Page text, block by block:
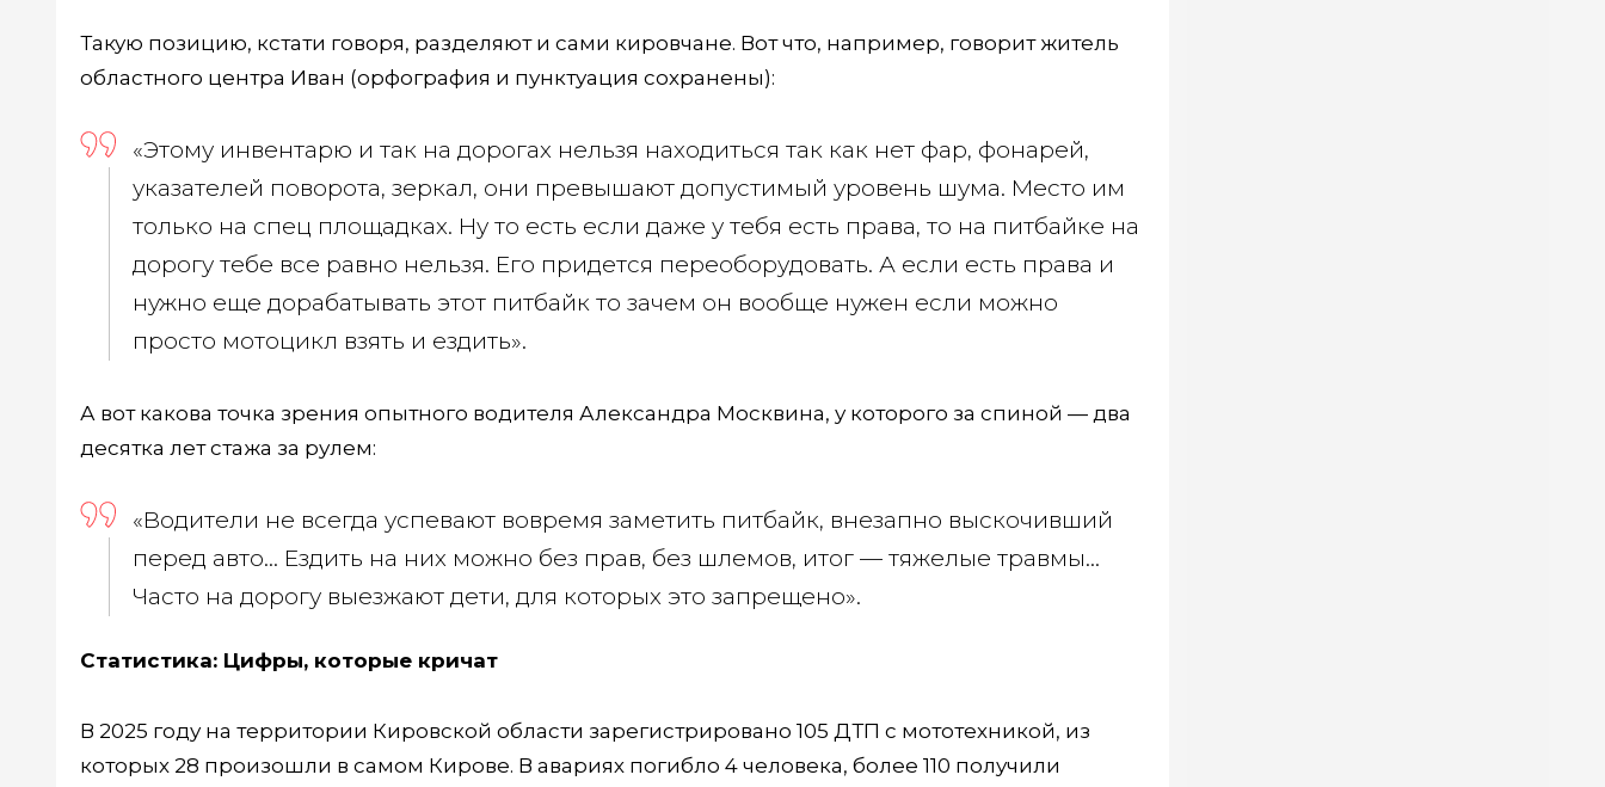
Такую позицию, кстати говоря, разделяют и сами кировчане. Вот что, например, говорит житель
областного центра Иван (орфография и пунктуация сохранены):
«Этому инвентарю и так на дорогах нельзя находиться так как нет фар, фонарей,
указателей поворота, зеркал, они превышают допустимый уровень шума. Место им
только на спец площадках. Ну то есть если даже у тебя есть права, то на питбайке на
дорогу тебе все равно нельзя. Его придется переоборудовать. А если есть права и
нужно еще дорабатывать этот питбайк то зачем он вообще нужен если можно
просто мотоцикл взять и ездить».
А вот какова точка зрения опытного водителя Александра Москвина, у которого за спиной — два
десятка лет стажа за рулем:
«Водители не всегда успевают вовремя заметить питбайк, внезапно выскочивший
перед авто... Ездить на них можно без прав, без шлемов, итог — тяжелые травмы...
Часто на дорогу выезжают дети, для которых это запрещено».
Статистика: Цифры, которые кричат
В 2025 году на территории Кировской области зарегистрировано 105 ДТП с мототехникой, из
которых 28 произошли в самом Кирове. В авариях погибло 4 человека, более 110 получили